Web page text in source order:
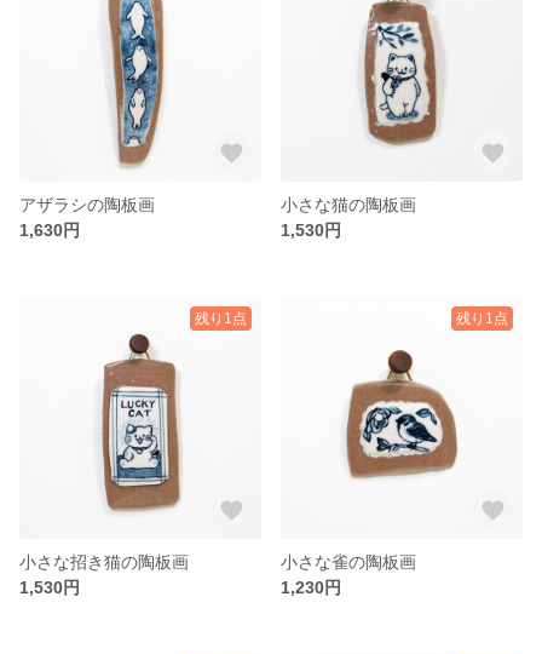
アザラシの陶板画
1,630円
小さな猫の陶板画
1,530円
残り1点
小さな招き猫の陶板画
1,530円
残り1点
小さな雀の陶板画
1,230円